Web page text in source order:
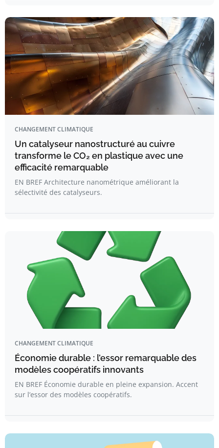
CHANGEMENT CLIMATIQUE
Un catalyseur nanostructuré au cuivre
transforme le CO₂ en plastique avec une
efficacité remarquable
EN BREF Architecture nanométrique améliorant la
sélectivité des catalyseurs.
CHANGEMENT CLIMATIQUE
Économie durable : l’essor remarquable des
modèles coopératifs innovants
EN BREF Économie durable en pleine expansion. Accent
sur l’essor des modèles coopératifs.